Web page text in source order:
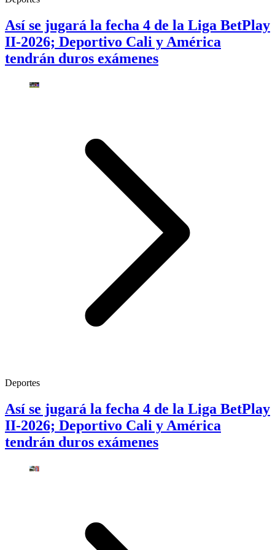
Así se jugará la fecha 4 de la Liga BetPlay
II-2026; Deportivo Cali y América
tendrán duros exámenes
Deportes
Así se jugará la fecha 4 de la Liga BetPlay
II-2026; Deportivo Cali y América
tendrán duros exámenes